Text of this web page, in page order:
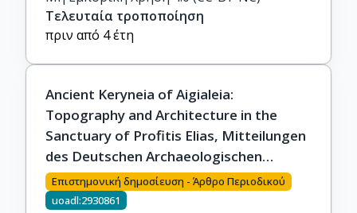
Τελευταία τροποποίηση
πριν από 4 έτη
Ancient Keryneia of Aigialeia:
Topography and Architecture in the
Sanctuary of Profitis Elias, Mitteilungen
des Deutschen Archaeologischen
Instituts. Athenische Abteilung 126
(2011) 137-174
Επιστημονική δημοσίευση - Άρθρο Περιοδικού
uoadl:2930861